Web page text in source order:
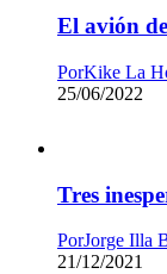
El avión
PorKike La
25/06/2022
Tres
PorJorge Illa
21/12/2021